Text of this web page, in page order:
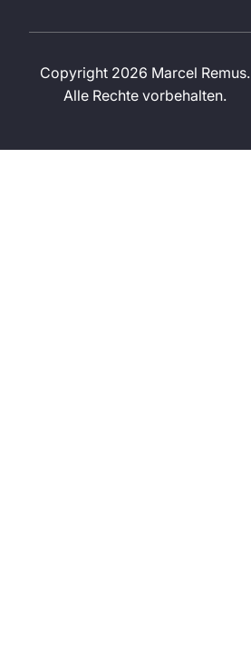
Copyright 2026 Marcel Remus.
Alle Rechte vorbehalten.